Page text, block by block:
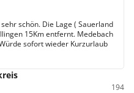
schön. Die Lage ( Sauerland
15Km entfernt. Medebach
sofort wieder Kurzurlaub
194